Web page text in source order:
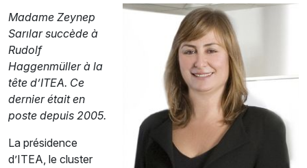
Madame Zeynep
Sarılar succède à
Rudolf
Haggenmüller à la
tête d’ITEA. Ce
dernier était en
poste depuis 2005.
La présidence
d’ITEA, le cluster